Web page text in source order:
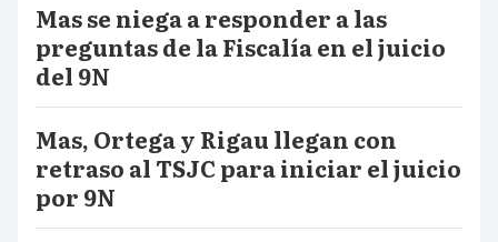
Mas se niega a responder a las
preguntas de la Fiscalía en el juicio
del 9N
Mas, Ortega y Rigau llegan con
retraso al TSJC para iniciar el juicio
por 9N